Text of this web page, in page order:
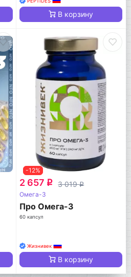
В корзину
-12%
2 657 q 3 019q
Омега-3
Про Омега-3
60 капсул
Жизнивек
В корзину